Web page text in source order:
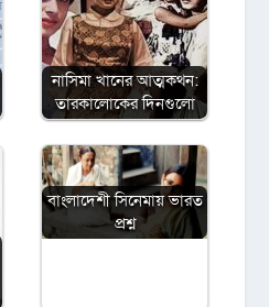
নাসিমা খানের আত্মকথন:
তারকালোকের দিনগুলো
বাংলাদেশী সিনেমায় ভারত
প্রশ্ন